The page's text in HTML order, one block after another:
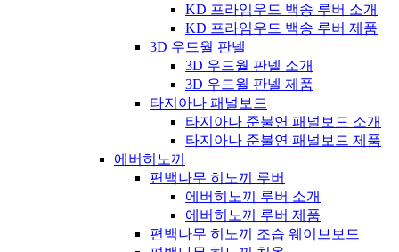
KD 프라임우드 백송 루버 소개
KD 프라임우드 백송 루버 제품
3D 우드월 판넬
3D 우드월 판넬 소개
3D 우드월 판넬 제품
타지아나 패널보드
타지아나 준불연 패널보드 소개
타지아나 준불연 패널보드 제품
에버히노끼
편백나무 히노끼 루버
에버히노끼 루버 소개
에버히노끼 루버 제품
편백나무 히노끼 조습 웨이브보드